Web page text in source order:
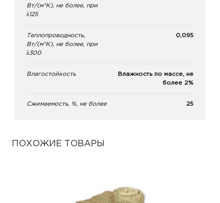
Вт/(м*К), не более, при
λ125
Теплопроводность,
Вт/(м*К), не более, при
λ300
0,095
Влагостойкость
Влажность по массе, не
более 2%
Сжимаемость, %, не более 25
ПОХОЖИЕ ТОВАРЫ